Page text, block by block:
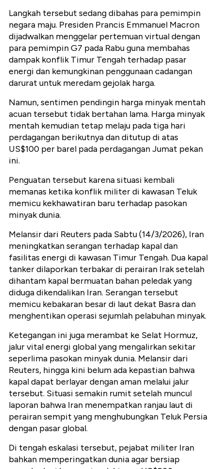
Langkah tersebut sedang dibahas para pemimpin
negara maju. Presiden Prancis Emmanuel Macron
dijadwalkan menggelar pertemuan virtual dengan
para pemimpin G7 pada Rabu guna membahas
dampak konflik Timur Tengah terhadap pasar
energi dan kemungkinan penggunaan cadangan
darurat untuk meredam gejolak harga.
Namun, sentimen pendingin harga minyak mentah
acuan tersebut tidak bertahan lama. Harga minyak
mentah kemudian tetap melaju pada tiga hari
perdagangan berikutnya dan ditutup di atas
US$100 per barel pada perdagangan Jumat pekan
ini.
Penguatan tersebut karenasituasi kembali
memanas ketika konflik militer di kawasan Teluk
memicu kekhawatiran baru terhadap pasokan
minyak dunia.
Melansir dari Reuters pada Sabtu (14/3/2026), Iran
meningkatkan serangan terhadap kapal dan
fasilitas energi di kawasan Timur Tengah. Dua kapal
tanker dilaporkan terbakar di perairan Irak setelah
dihantam kapal bermuatan bahan peledak yang
diduga dikendalikan Iran. Serangan tersebut
memicu kebakaran besar di laut dekat Basra dan
menghentikan operasi sejumlah pelabuhan minyak.
Ketegangan ini juga merambat ke Selat Hormuz,
jalur vital energi global yang mengalirkan sekitar
seperlima pasokan minyak dunia. Melansir dari
Reuters, hingga kini belum ada kepastian bahwa
kapal dapat berlayar dengan aman melalui jalur
tersebut. Situasi semakin rumit setelah muncul
laporan bahwa Iran menempatkan ranjau laut di
perairan sempit yang menghubungkan Teluk Persia
dengan pasar global.
Di tengah eskalasi tersebut, pejabat militer Iran
bahkan memperingatkan dunia agar bersiap